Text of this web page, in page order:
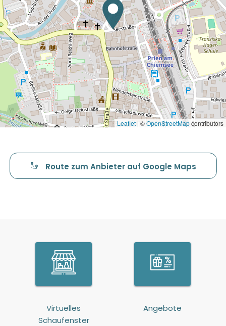
Leaflet | ©OpenStreetMapcontributors
Route zum Anbieter auf Google Maps
Virtuelles
Schaufenster
Angebote